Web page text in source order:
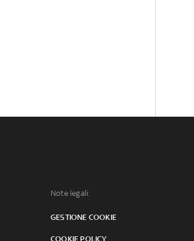
Note legali:
GESTIONE COOKIE
COOKIE POLICY